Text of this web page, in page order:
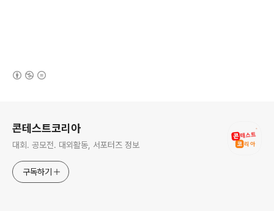
콘테스트코리아
대회. 공모전. 대외활동, 서포터즈 정보
구독하기